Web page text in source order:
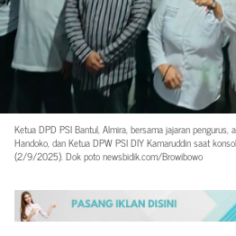
Ketua DPD PSI Bantul, Almira, bersama jajaran pengurus,
Handoko, dan Ketua DPW PSI DIY Kamaruddin saat
(2/9/2025). Dok poto newsbidik.com/Browibowo